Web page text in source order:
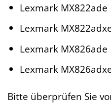
Lexmark MX822ade
Lexmark
Lexmark MX826ade
Lexmark
Bitte überprüfen Sie